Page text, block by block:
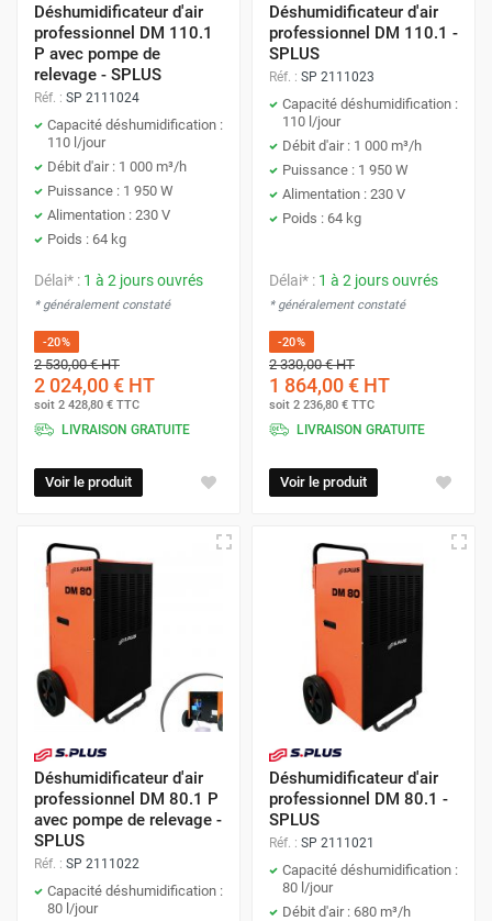
Déshumidificateur d'air
professionnel DM 110.1
P avec pompe de
relevage - SPLUS
Réf. : SP 2111024
Capacité déshumidification :
110 l/jour
Débit d'air : 1 000 m³/h
Puissance : 1 950 W
Alimentation : 230 V
Poids : 64 kg
Délai* : 1 à 2 jours ouvrés
* généralement constaté
-20%
2 530,00 €HT
2 024,00 € HT
soit 2 428,80 € TTC
LIVRAISON GRATUITE
Voir le produit
Déshumidificateur d'air
professionnel DM 110.1 -
SPLUS
Réf. : SP 2111023
Capacité déshumidification :
110 l/jour
Débit d'air : 1 000 m³/h
Puissance : 1 950 W
Alimentation : 230 V
Poids : 64 kg
Délai* : 1 à 2 jours ouvrés
* généralement constaté
-20%
2 330,00 €HT
1 864,00 € HT
soit 2 236,80 € TTC
LIVRAISON GRATUITE
Voir le produit
Déshumidificateur d'air
professionnel DM 80.1 P
avec pompe de relevage -
SPLUS
Réf. : SP 2111022
Capacité déshumidification :
80 l/jour
Déshumidificateur d'air
professionnel DM 80.1 -
SPLUS
Réf. : SP 2111021
Capacité déshumidification :
80 l/jour
Débit d'air : 680 m³/h